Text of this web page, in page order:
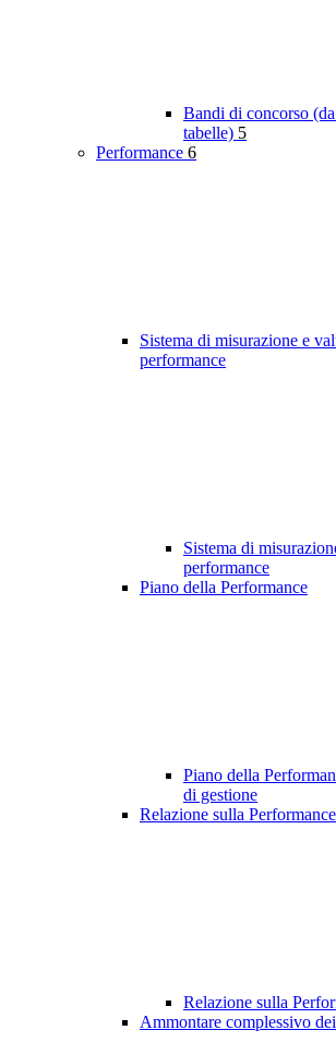
Bandi di concorso
tabelle) 5
Performance 6
Sistema di misurazione e
performance
Sistema di
performance
Piano della Performance
Piano della
di gestione
Relazione sulla Performance
Relazione sulla
Ammontare complessivo